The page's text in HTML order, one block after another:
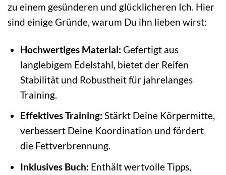
zu einem gesünderen und glücklicheren Ich. Hier
sind einige Gründe, warum Du ihn lieben wirst:
Hochwertiges Material: Gefertigt aus
langlebigem Edelstahl, bietet der Reifen
Stabilität und Robustheit für jahrelanges
Training.
Effektives Training: Stärkt Deine Körpermitte,
verbessert Deine Koordination und fördert
die Fettverbrennung.
Inklusives Buch: Enthält wertvolle Tipps,